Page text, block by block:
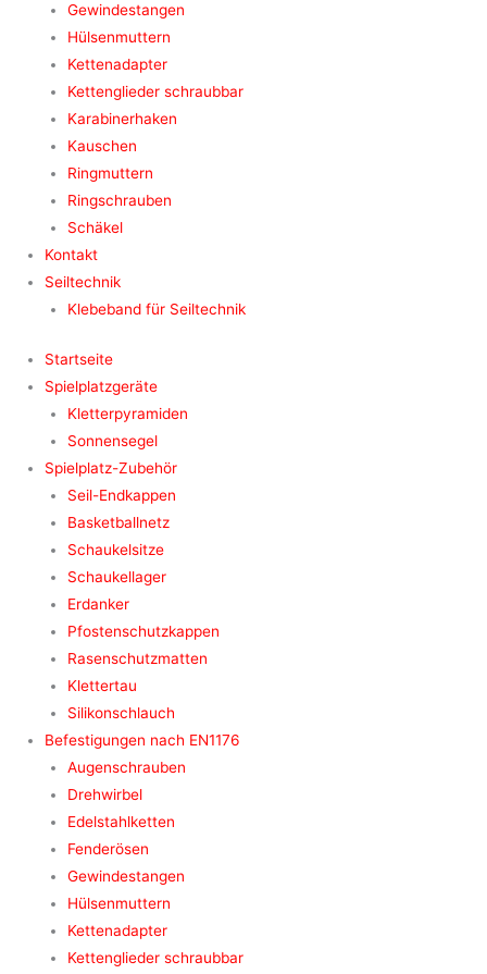
Gewindestangen
Hülsenmuttern
Kettenadapter
Kettenglieder schraubbar
Karabinerhaken
Kauschen
Ringmuttern
Ringschrauben
Schäkel
Kontakt
Seiltechnik
Klebeband für Seiltechnik
Startseite
Spielplatzgeräte
Kletterpyramiden
Sonnensegel
Spielplatz-Zubehör
Seil-Endkappen
Basketballnetz
Schaukelsitze
Schaukellager
Erdanker
Pfostenschutzkappen
Rasenschutzmatten
Klettertau
Silikonschlauch
Befestigungen nach EN1176
Augenschrauben
Drehwirbel
Edelstahlketten
Fenderösen
Gewindestangen
Hülsenmuttern
Kettenadapter
Kettenglieder schraubbar